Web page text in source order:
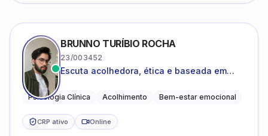
BRUNNO TURÍBIO ROCHA
23/003452
Escuta acolhedora, ética e baseada em
Psicologia Clínica Acolhimento Bem-estar emocional
CRP ativo Online